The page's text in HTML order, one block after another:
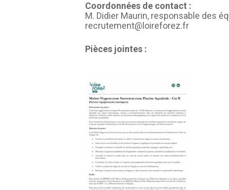
Coordonnées de contact :
M. Didier Maurin, responsable des
recrutement@loireforez.fr
Pièces jointes :